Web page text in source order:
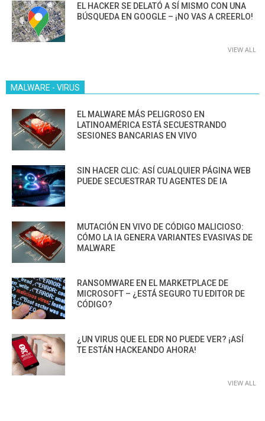
EL HACKER SE DELATÓ A SÍ MISMO CON UNA
BÚSQUEDA EN GOOGLE – ¡NO VAS A CREERLO!
VIEW ALL
MALWARE - VIRUS
EL MALWARE MÁS PELIGROSO EN
LATINOAMÉRICA ESTÁ SECUESTRANDO
SESIONES BANCARIAS EN VIVO
SIN HACER CLIC: ASÍ CUALQUIER PÁGINA WEB
PUEDE SECUESTRAR TU AGENTES DE IA
MUTACIÓN EN VIVO DE CÓDIGO MALICIOSO:
CÓMO LA IA GENERA VARIANTES EVASIVAS DE
MALWARE
RANSOMWARE EN EL MARKETPLACE DE
MICROSOFT – ¿ESTÁ SEGURO TU EDITOR DE
CÓDIGO?
¿UN VIRUS QUE EL EDR NO PUEDE VER? ¡ASÍ
TE ESTÁN HACKEANDO AHORA!
VIEW ALL